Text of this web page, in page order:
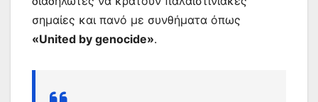
σημαίες και πανό με συνθήματα όπως
«United by genocide».